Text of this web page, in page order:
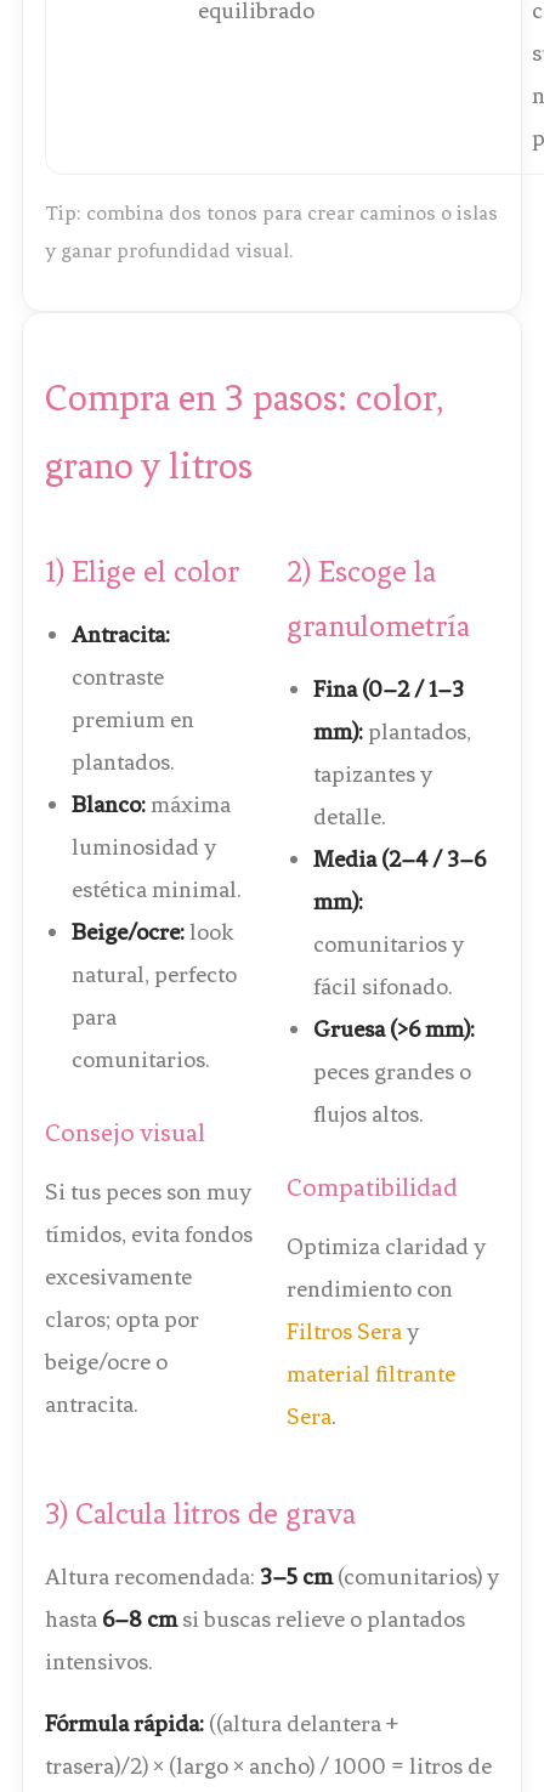
equilibrado
Tip: combina dos tonos para crear caminos o islas
y ganar profundidad visual.
Compra en 3 pasos: color,
grano y litros
1) Elige el color
Antracita:
contraste
premium en
plantados.
Blanco:máxima
luminosidad y
estética minimal.
Beige/ocre:look
natural, perfecto
para
comunitarios.
Consejo visual
Si tus peces son muy
tímidos, evita fondos
excesivamente
claros; opta por
beige/ocre o
antracita.
2) Escoge la
granulometría
Fina (0–2 / 1–3
mm): plantados,
tapizantes y
detalle.
Media (2–4 / 3–6
mm):
comunitarios y
fácil sifonado.
Gruesa (>6 mm):
peces grandes o
flujos altos.
Compatibilidad
Optimiza claridad y
rendimiento con
Filtros Seray
material filtrante
Sera.
3) Calcula litros de grava
Altura recomendada: 3–5 cm(comunitarios) y
hasta 6–8 cmsi buscas relieve o plantados
intensivos.
Fórmula rápida: ((altura delantera +
trasera)/2) × (largo × ancho) / 1000 = litros de